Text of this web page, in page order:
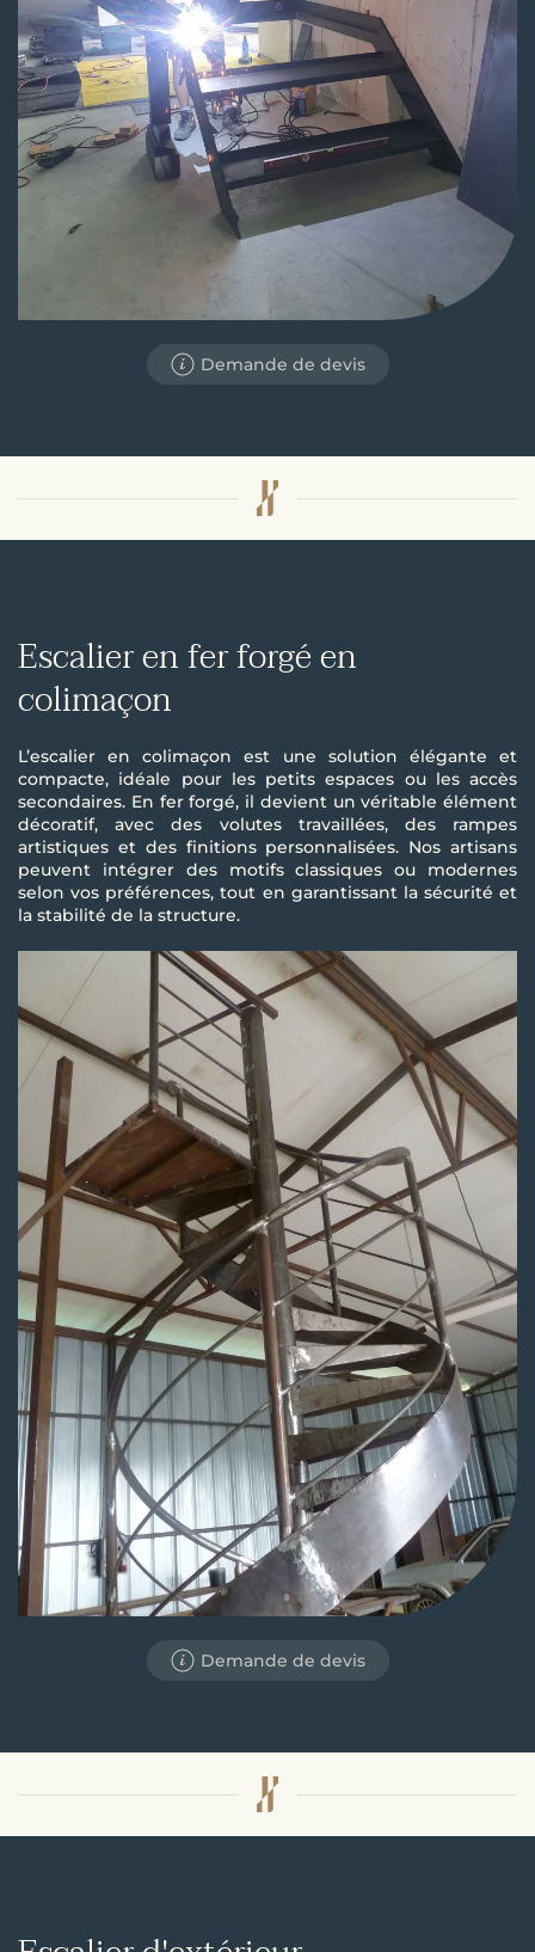
Demande de devis
Escalier en fer forgé en
colimaçon
L’escalier en colimaçon est une solution élégante et
compacte, idéale pour les petits espaces ou les accès
secondaires. En fer forgé, il devient un véritable élément
décoratif, avec des volutes travaillées, des rampes
artistiques et des finitions personnalisées. Nos artisans
peuvent intégrer des motifs classiques ou modernes
selon vos préférences, tout en garantissant la sécurité et
la stabilité de la structure.
Demande de devis